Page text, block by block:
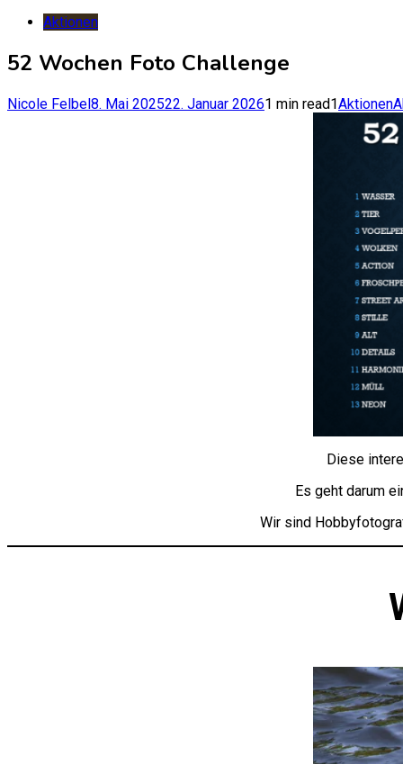
nach:
Aktionen
52 Wochen Foto Challenge
Nicole Felbel8. Mai 202522. Januar 20261 min read1Aktionen
Diese
Es geht darum
Wir sind